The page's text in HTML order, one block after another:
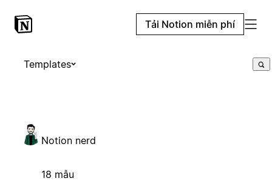
Tải Notion miễn phí
Templates
Notion nerd
18 mẫu